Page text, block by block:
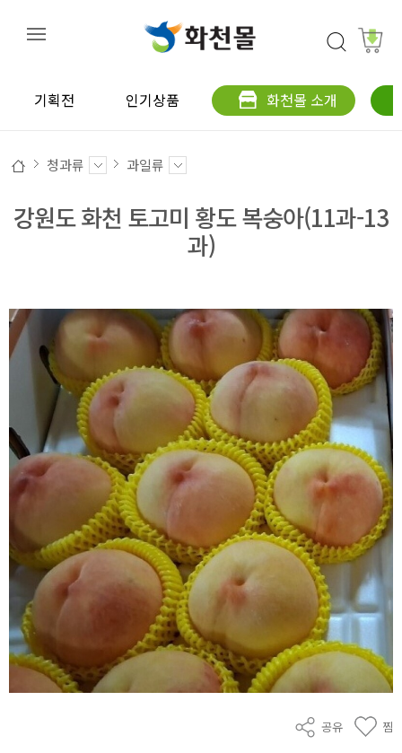
기획전 인기상품 화천몰 소개
청과류 과일류
강원도 화천 토고미 황도 복숭아(11과-13
과)
공유 찜